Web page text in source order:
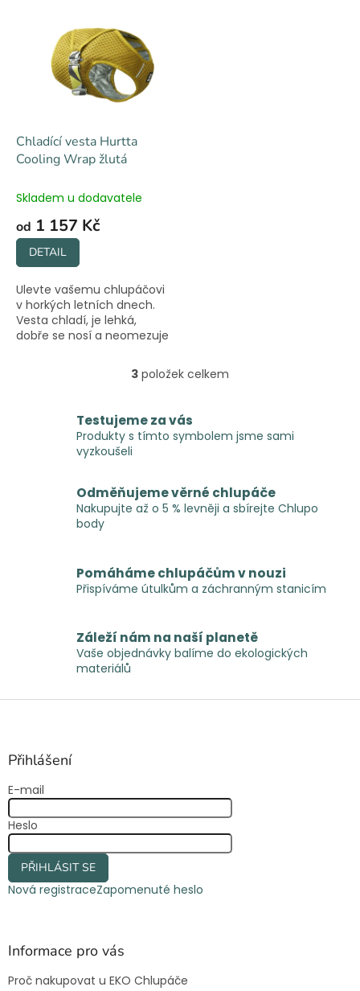
Chladící vesta Hurtta
Cooling Wrap žlutá
Skladem u dodavatele
od 1 157 Kč
DETAIL
Ulevte vašemu chlupáčovi
v horkých letních dnech.
Vesta chladí, je lehká,
dobře se nosí a neomezuje
O
l
á
d
í
p
r
v
ý
s
u
3 položek celkem
Testujeme za vás
Produkty s tímto symbolem jsme sami
vyzkoušeli
Odměňujeme věrné chlupáče
Nakupujte až o 5 % levněji a sbírejte Chlupo
body
Pomáháme chlupáčům v nouzi
Přispíváme útulkům a záchranným stanicím
Záleží nám na naší planetě
Vaše objednávky balíme do ekologických
materiálů
Z
Přihlášení
E-mail
Heslo
PŘIHLÁSIT SE
Nová registraceZapomenuté heslo
Informace pro vás
Proč nakupovat u EKO Chlupáče